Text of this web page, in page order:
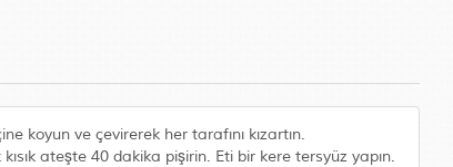
koyun ve çevirerek her tarafını kızartın.
ateşte 40 dakika pişirin. Eti bir kere tersyüz yapın.